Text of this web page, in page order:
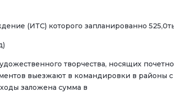
(ИТС) которого запланированно
творчества, носящих
выезжают в командировки в районы
заложена сумма в